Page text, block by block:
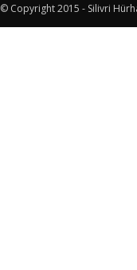
© Copyright 2015 - Silivri